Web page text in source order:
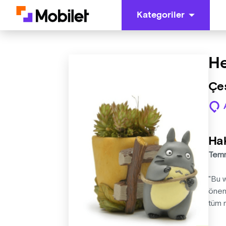
Kategoriler
"Bu
tüm